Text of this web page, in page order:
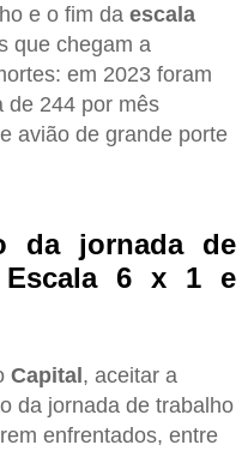
e o fim da escala
que chegam a
em 2023 foram
de 244 por mês
avião de grande porte
da jornada de
6 x 1 e
Capital, aceitar a
da jornada de trabalho
enfrentados, entre